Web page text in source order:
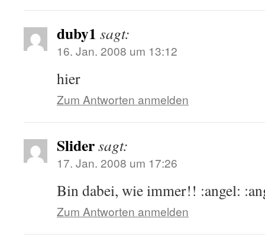
duby1 sagt:
16. Jan. 2008 um 13:12
hier
Zum Antworten anmelden
Slidersagt:
17. Jan. 2008 um 17:26
Bin dabei, wie immer!! :angel:
Zum Antworten anmelden